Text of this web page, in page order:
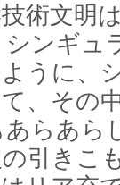
術文明
ンギュ
うに、
、その
らあら
引きこ